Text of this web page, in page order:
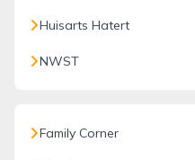
Huisarts Hatert
NWST
Family Corner